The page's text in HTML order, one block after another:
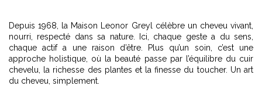
Depuis 1968, la Maison Leonor Greyl célèbre un cheveu vivant,
nourri, respecté dans sa nature. Ici, chaque geste a du sens,
chaque actif a une raison d’être. Plus qu’un soin, c’est une
approche holistique, où la beauté passe par l’équilibre du cuir
chevelu, la richesse des plantes et la finesse du toucher. Un art
du cheveu, simplement.